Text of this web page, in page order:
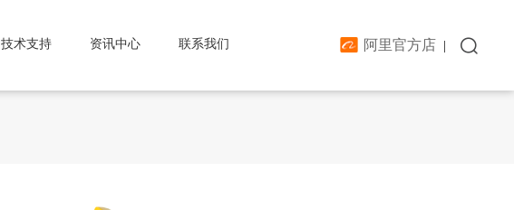
技术支持 资讯中心 联系我们 阿里官方店 | 